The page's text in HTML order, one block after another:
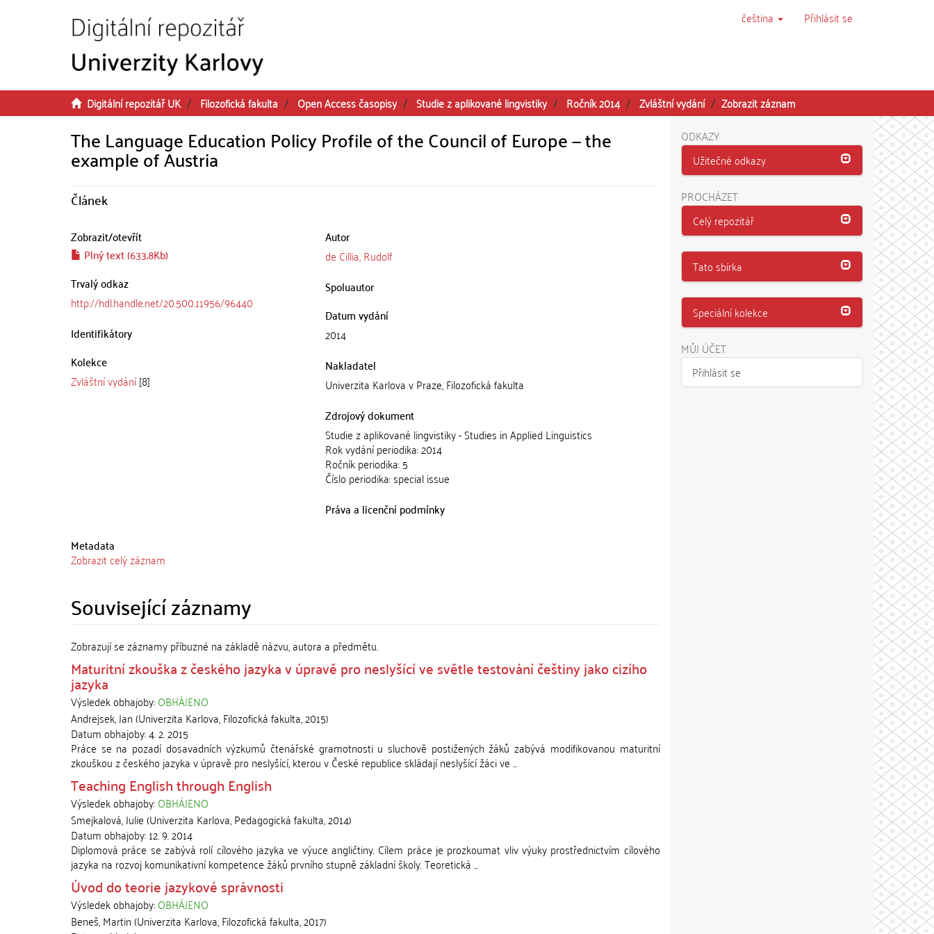
čeština Přihlásit se
Digitální repozitář UK Filozofická fakulta Open Access časopisy Studie z aplikované lingvistiky Ročník 2014 Zvláštní vydání Zobrazit záznam
The Language Education Policy Profile of the Council of Europe — the
example of Austria
Článek
Zobrazit/otevřít
Plný text (633.8Kb)
Trvalý odkaz
http://hdl.handle.net/20.500.11956/96440
Identifikátory
Kolekce
Zvláštní vydání[8]
Autor
de Cillia, Rudolf
Spoluautor
Datum vydání
2014
Nakladatel
Univerzita Karlova v Praze, Filozofická fakulta
Zdrojový dokument
Studie z aplikované lingvistiky - Studies in Applied Linguistics
Rok vydání periodika: 2014
Ročník periodika: 5
Číslo periodika: special issue
Práva a licenční podmínky
Metadata
Zobrazit celý záznam
Související záznamy
Zobrazují se záznamy příbuzné na základě názvu, autora a předmětu.
Maturitní zkouška z českého jazyka v úpravě pro neslyšící ve světle testování češtiny jako cizího
jazyka
Výsledek obhajoby:OBHÁJENO
Andrejsek, Jan(Univerzita Karlova, Filozofická fakulta,2015)
Datum obhajoby:4. 2. 2015
Práce se na pozadí dosavadních výzkumů čtenářské gramotnosti u sluchově postižených žáků zabývá modifikovanou maturitní
zkouškou z českého jazyka v úpravě pro neslyšící, kterou v České republice skládají neslyšící žáci ve ...
Teaching English through English
Výsledek obhajoby:OBHÁJENO
Smejkalová, Julie(Univerzita Karlova, Pedagogická fakulta,2014)
Datum obhajoby:12. 9. 2014
Diplomová práce se zabývá rolí cílového jazyka ve výuce angličtiny. Cílem práce je prozkoumat vliv výuky prostřednictvím cílového
jazyka na rozvoj komunikativní kompetence žáků prvního stupně základní školy. Teoretická ...
Úvod do teorie jazykové správnosti
Výsledek obhajoby:OBHÁJENO
Beneš, Martin(Univerzita Karlova, Filozofická fakulta,2017)
ODKAZY
Užitečné odkazy
PROCHÁZET
Celý repozitář
Tato sbírka
Speciální kolekce
MŮJ ÚČET
Přihlásit se